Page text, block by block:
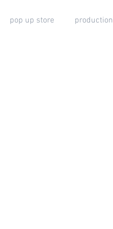
pop up store production